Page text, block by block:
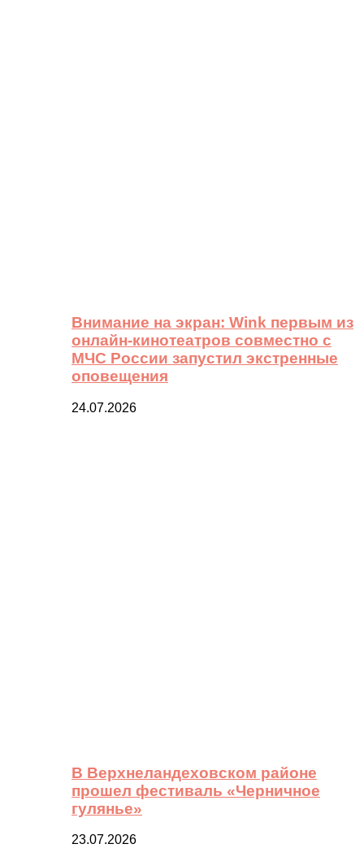
Внимание на экран: Wink первым из
онлайн-кинотеатров совместно с
МЧС России запустил экстренные
оповещения
24.07.2026
В Верхнеландеховском районе
прошел фестиваль «Черничное
гулянье»
23.07.2026